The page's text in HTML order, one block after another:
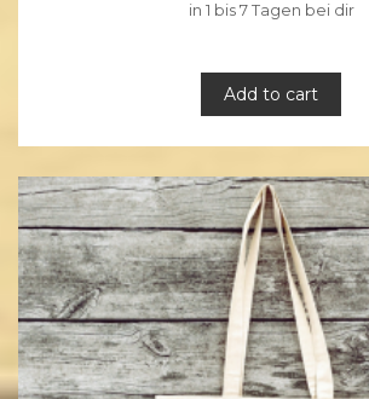
in 1 bis 7 Tagen bei dir
Add to cart